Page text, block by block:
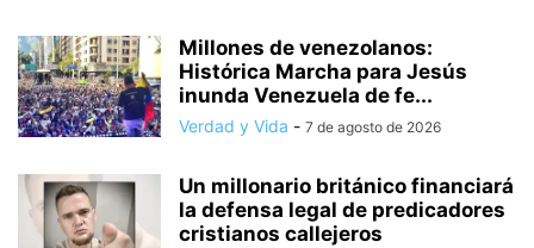
Millones de venezolanos:
Histórica Marcha para Jesús
inunda Venezuela de fe...
Verdad y Vida - 7 de agosto de 2026
Un millonario británico financiará
la defensa legal de predicadores
cristianos callejeros